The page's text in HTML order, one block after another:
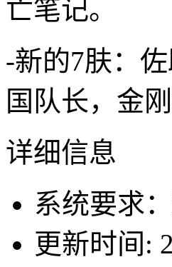
亡笔记。
-新的7肤：
国队长，金
详细信息
系统要求
更新时间: